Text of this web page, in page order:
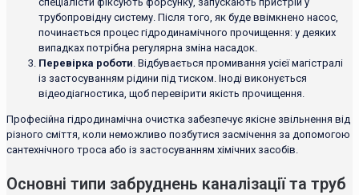
трубопровідну систему. Після того, як буде ввімкнено насос,
починається процес гідродинамічного прочищення: у деяких
випадках потрібна регулярна зміна насадок.
Перевірка роботи. Відбувається промивання усієї магістралі
із застосуванням рідини під тиском. Іноді виконується
відеодіагностика, щоб перевірити якість прочищення.
Професійна гідродинамічна очистка забезпечує якісне звільнення від
різного сміття, коли неможливо позбутися засмічення за допомогою
сантехнічного троса або із застосуванням хімічних засобів.
Основні типи забруднень каналізації та труб